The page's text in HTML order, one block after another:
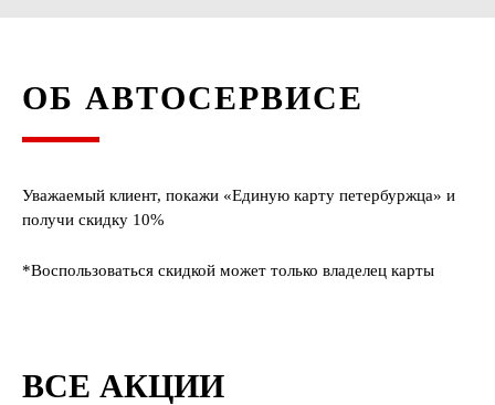
ОБ АВТОСЕРВИСЕ
Уважаемый клиент, покажи «Единую карту петербуржца» и
получи скидку 10%
*Воспользоваться скидкой может только владелец карты
ВСЕ АКЦИИ